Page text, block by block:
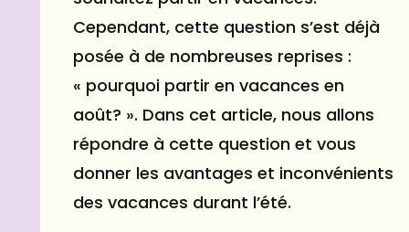
Cependant, cette question s’est déjà
posée à de nombreuses reprises :
« pourquoi partir en vacances en
août? ». Dans cet article, nous allons
répondre à cette question et vous
donner les avantages et inconvénients
des vacances durant l’été.